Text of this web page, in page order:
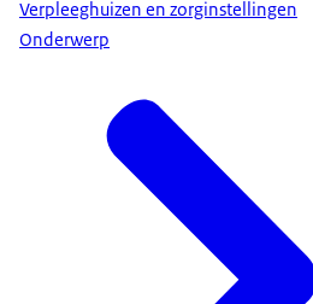
Verpleeghuizen en zorginstellingen
Onderwerp